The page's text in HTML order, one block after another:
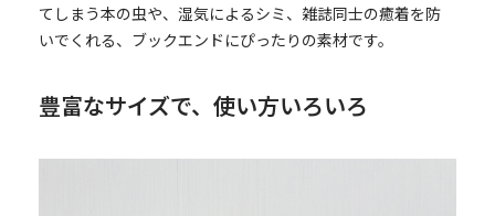
てしまう本の虫や、湿気によるシミ、雑誌同士の癒着を防
いでくれる、ブックエンドにぴったりの素材です。
豊富なサイズで、使い方いろいろ